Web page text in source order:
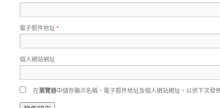
電子郵件地址*
個人網站網址
在瀏覽器中儲存顯示名稱、電子郵件地址及個人網站網址，以供下次發